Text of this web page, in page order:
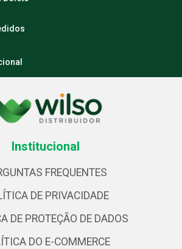
Institucional
FREQUENTES
DE PRIVACIDADE
DE PROTEÇÃO DE DADOS
DO E-COMMERCE